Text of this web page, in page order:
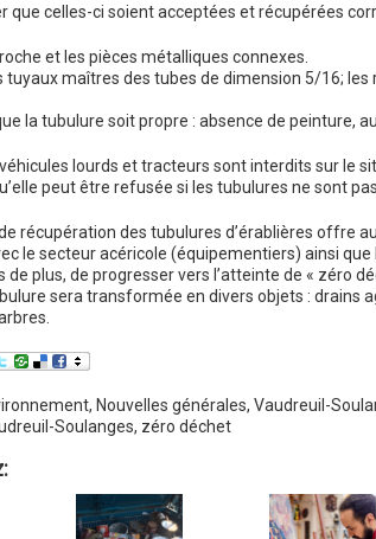
que celles-ci soient acceptées et récupérées
et les pièces métalliques connexes.
tuyaux maîtres des tubes de dimension 5/16;
la tubulure soit propre : absence de peinture,
lourds et tracteurs sont interdits sur le
peut être refusée si les tubulures ne sont
récupération des tubulures d’érablières offre
le secteur acéricole (équipementiers) ainsi
de plus, de progresser vers l’atteinte de « zéro
sera transformée en divers objets : drains
, Nouvelles générales, Vaudreuil-
Soulanges, zéro déchet